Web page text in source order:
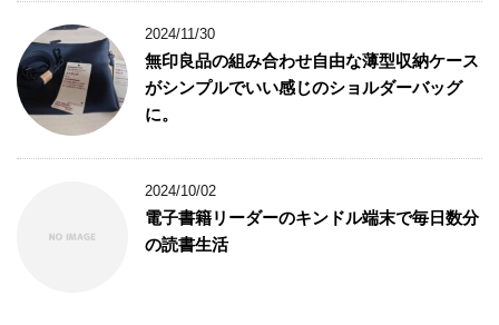
2024/11/30
無印良品の組み合わせ自由な薄型収納ケース
がシンプルでいい感じのショルダーバッグ
に。
2024/10/02
電子書籍リーダーのキンドル端末で毎日数分
の読書生活